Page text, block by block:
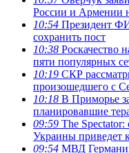
России и Армении
10:54 Президент
сохранить пост
10:38 Роскачество
пяти популярных
10:19 СКР
произошедшего с
10:18 В Приморье
планировавшие
09:59 The Spectator:
Украины приведет
09:54 МВД